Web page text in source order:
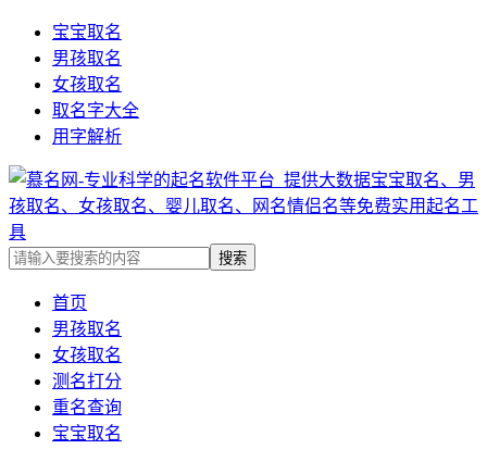
宝宝取名
男孩取名
女孩取名
取名字大全
用字解析
首页
男孩取名
女孩取名
测名打分
重名查询
宝宝取名